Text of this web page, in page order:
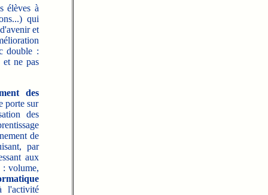
élèves à
qui
et
double :
et ne pas
des
porte sur
des
de
par
aux
: volume,
l'activité